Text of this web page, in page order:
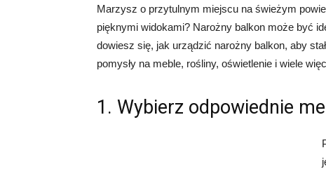
Marzysz o przytulnym miejscu na świeżym
pięknymi widokami? Narożny balkon może być
dowiesz się, jak urządzić narożny balkon, aby
pomysły na meble, rośliny, oświetlenie i wiele
1. Wybierz odpowiednie